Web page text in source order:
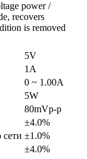
power /
recovers
is removed
5V
1A
0 ~ 1.00A
5W
80mVp-p
±4.0%
±1.0%
±4.0%